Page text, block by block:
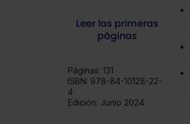
Leer las primeras
páginas
Páginas: 131
ISBN: 978-84-10128-22-
4
Edición: Junio 2024